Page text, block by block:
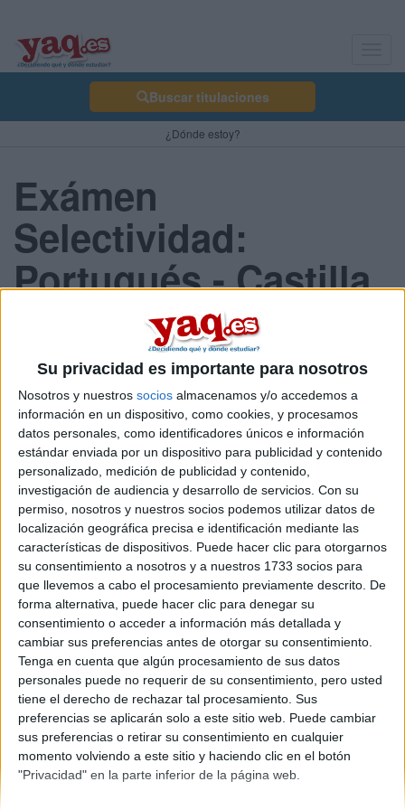
Su privacidad es importante para nosotros
Nosotros y nuestros socios almacenamos y/o accedemos a
información en un dispositivo, como cookies, y procesamos
datos personales, como identificadores únicos e información
estándar enviada por un dispositivo para publicidad y contenido
personalizado, medición de publicidad y contenido,
investigación de audiencia y desarrollo de servicios. Con su
permiso, nosotros y nuestros socios podemos utilizar datos de
localización geográfica precisa e identificación mediante las
características de dispositivos. Puede hacer clic para otorgarnos
su consentimiento a nosotros y a nuestros 1733 socios para
que llevemos a cabo el procesamiento previamente descrito. De
forma alternativa, puede hacer clic para denegar su
consentimiento o acceder a información más detallada y
cambiar sus preferencias antes de otorgar su consentimiento.
Tenga en cuenta que algún procesamiento de sus datos
personales puede no requerir de su consentimiento, pero usted
tiene el derecho de rechazar tal procesamiento. Sus
preferencias se aplicarán solo a este sitio web. Puede cambiar
sus preferencias o retirar su consentimiento en cualquier
momento volviendo a este sitio y haciendo clic en el botón
"Privacidad" en la parte inferior de la página web.
Buscar titulaciones
¿Dónde estoy?
Exámen
Selectividad:
Portugués - Castilla
La Mancha 2013
Junio
Comunidad:
Castilla La Mancha
Año del examen:
2013
Mes de examen:
Junio
Asignatura:
Portugués
Fichero Examen:
examen-selectividad-portugues-castilla-mancha-2013-junio.pdf
Quiénes somos|Contactar|Anúnciate
Aviso legal|Politica de privacidad|Condiciones generales|
de cookies